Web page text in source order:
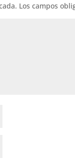
Los campos